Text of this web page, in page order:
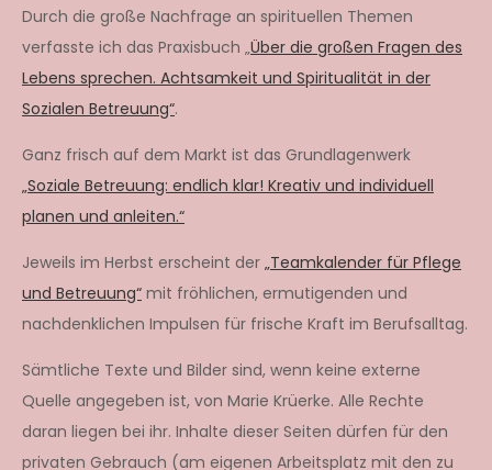
Durch die große Nachfrage an spirituellen Themen
verfasste ich das Praxisbuch „Über die großen Fragen des
Lebens sprechen. Achtsamkeit und Spiritualität in der
Sozialen Betreuung“.
Ganz frisch auf dem Markt ist das Grundlagenwerk
„Soziale Betreuung: endlich klar! Kreativ und individuell
planen und anleiten.“
Jeweils im Herbst erscheint der „Teamkalender für Pflege
und Betreuung“ mit fröhlichen, ermutigenden und
nachdenklichen Impulsen für frische Kraft im Berufsalltag.
Sämtliche Texte und Bilder sind, wenn keine externe
Quelle angegeben ist, von Marie Krüerke. Alle Rechte
daran liegen bei ihr. Inhalte dieser Seiten dürfen für den
privaten Gebrauch (am eigenen Arbeitsplatz mit den zu